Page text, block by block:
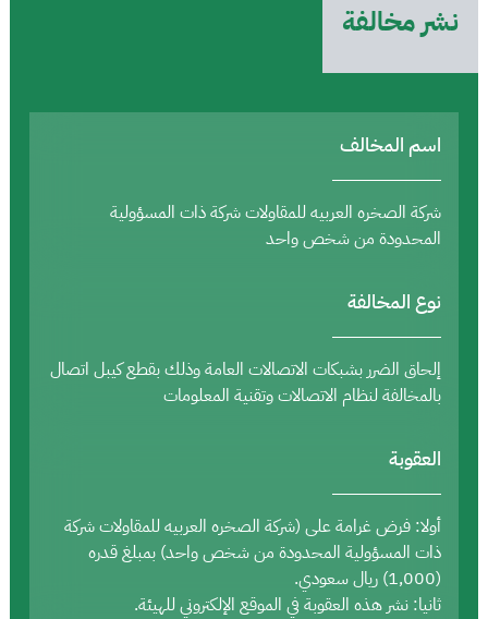
نشر مخالفة
اسم المخالف
شركة الصخره العربيه للمقاولات شركة ذات المسؤولية
المحدودة من شخص واحد
نوع المخالفة
إلحاق الضرر بشبكات الاتصالات العامة وذلك بقطع كيبل اتصال
بالمخالفة لنظام الاتصالات وتقنية المعلومات
العقوبة
أولا: فرض غرامة على (شركة الصخره العربيه للمقاولات شركة
ذات المسؤولية المحدودة من شخص واحد) بمبلغ قدره
(1,000) ريال سعودي.
ثانيا: نشر هذه العقوبة في الموقع الإلكتروني للهيئة.